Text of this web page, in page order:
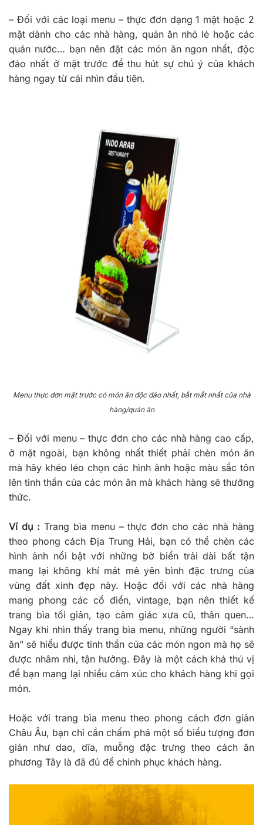
– Đối với các loại menu – thực đơn dạng 1 mặt hoặc 2
mặt dành cho các nhà hàng, quán ăn nhỏ lẻ hoặc các
quán nước… bạn nên đặt các món ăn ngon nhất, độc
đáo nhất ở mặt trước để thu hút sự chú ý của khách
hàng ngay từ cái nhìn đầu tiên.
Menu thực đơn mặt trước có món ăn độc đáo nhất, bắt mắt nhất của nhà
hàng/quán ăn
– Đối với menu – thực đơn cho các nhà hàng cao cấp,
ở mặt ngoài, bạn không nhất thiết phải chèn món ăn
mà hãy khéo léo chọn các hình ảnh hoặc màu sắc tôn
lên tinh thần của các món ăn mà khách hàng sẽ thưởng
thức.
Ví dụ : Trang bìa menu – thực đơn cho các nhà hàng
theo phong cách Địa Trung Hải, bạn có thể chèn các
hình ảnh nổi bật với những bờ biển trải dài bất tận
mang lại không khí mát mẻ yên bình đặc trưng của
vùng đất xinh đẹp này. Hoặc đối với các nhà hàng
mang phong các cổ điển, vintage, bạn nên thiết kế
trang bìa tối giản, tạo cảm giác xưa cũ, thân quen…
Ngay khi nhìn thấy trang bìa menu, những người “sành
ăn” sẽ hiểu được tinh thần của các món ngon mà họ sẽ
được nhâm nhi, tận hưởng. Đây là một cách khá thú vị
để bạn mang lại nhiều cảm xúc cho khách hàng khi gọi
món.
Hoặc với trang bìa menu theo phong cách đơn giản
Châu Âu, bạn chỉ cần chấm phá một số biểu tượng đơn
giản như dao, dĩa, muỗng đặc trưng theo cách ăn
phương Tây là đã đủ để chinh phục khách hàng.